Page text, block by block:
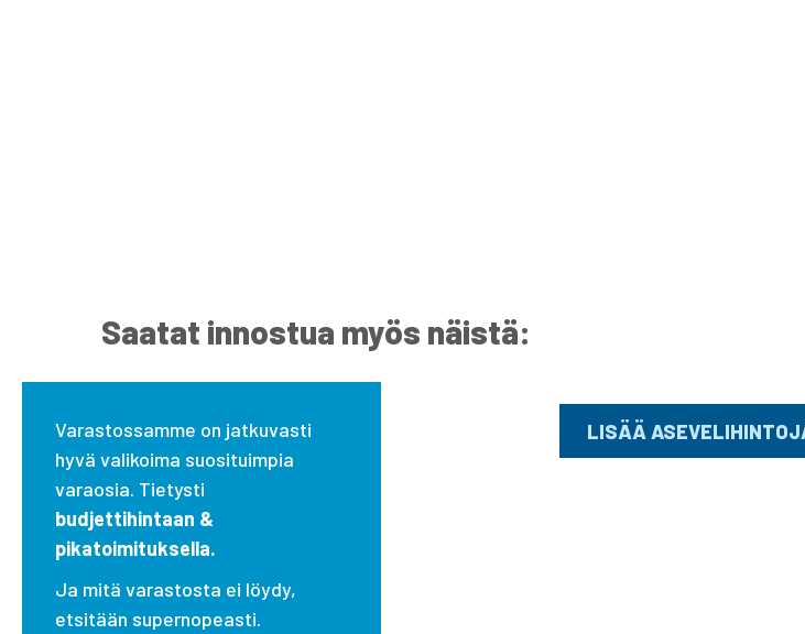
Saatat innostua myös näistä:
Varastossamme on jatkuvasti
hyvä valikoima suosituimpia
varaosia. Tietysti
budjettihintaan &
pikatoimituksella.
Ja mitä varastosta ei löydy,
etsitään supernopeasti.
LISÄÄ